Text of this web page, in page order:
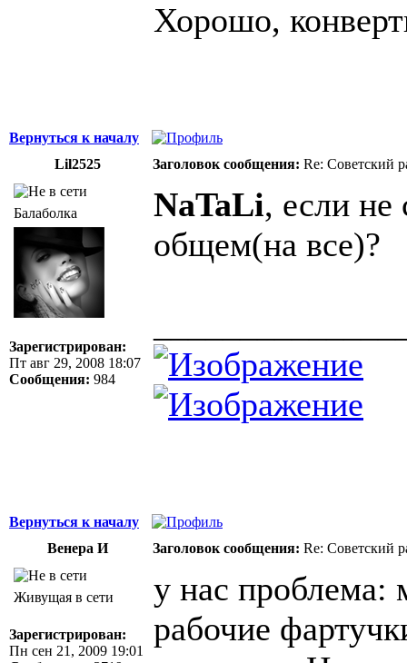
Хорошо,
Вернуться к началу
Lil2525
Заголовок сообщения: Re: Советский
Балаболка
Зарегистрирован:
Пт авг 29, 2008 18:07
Сообщения: 984
NaTaLi, если не
общем(на все)?
Вернуться к началу
Венера И
Заголовок сообщения: Re: Советский
Живущая в сети
Зарегистрирован:
Пн сен 21, 2009 19:01
у нас проблема:
рабочие